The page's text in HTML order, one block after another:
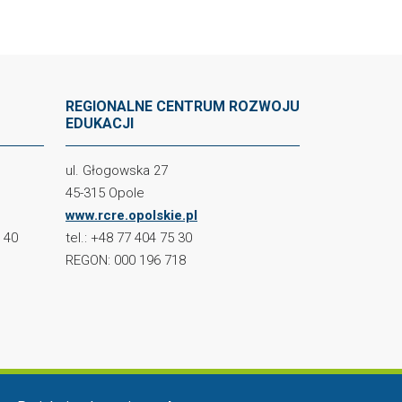
40
REGIONALNE CENTRUM ROZWOJU
EDUKACJI
ul. Głogowska 27
45-315 Opole
www.rcre.opolskie.pl
tel.: +48 77 404 75 30
REGON: 000 196 718